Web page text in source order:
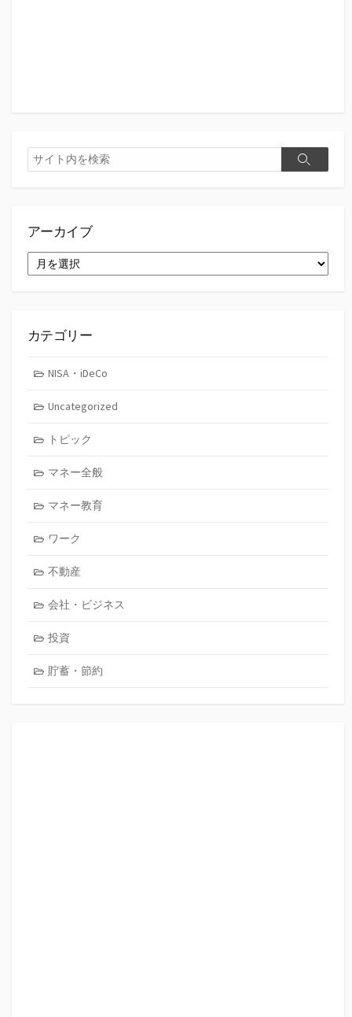
検
索
検
アーカイブ
ー
カテゴリー
NISA・iDeCo
Uncategorized
トピック
マネー全般
マネー教育
ワーク
不動産
会社・ビジネス
投資
貯蓄・節約